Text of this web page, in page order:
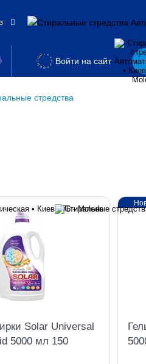
Войти на сайт
стредства
Solar Universal
5000 мл 150